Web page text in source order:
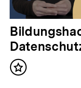
Inhalt